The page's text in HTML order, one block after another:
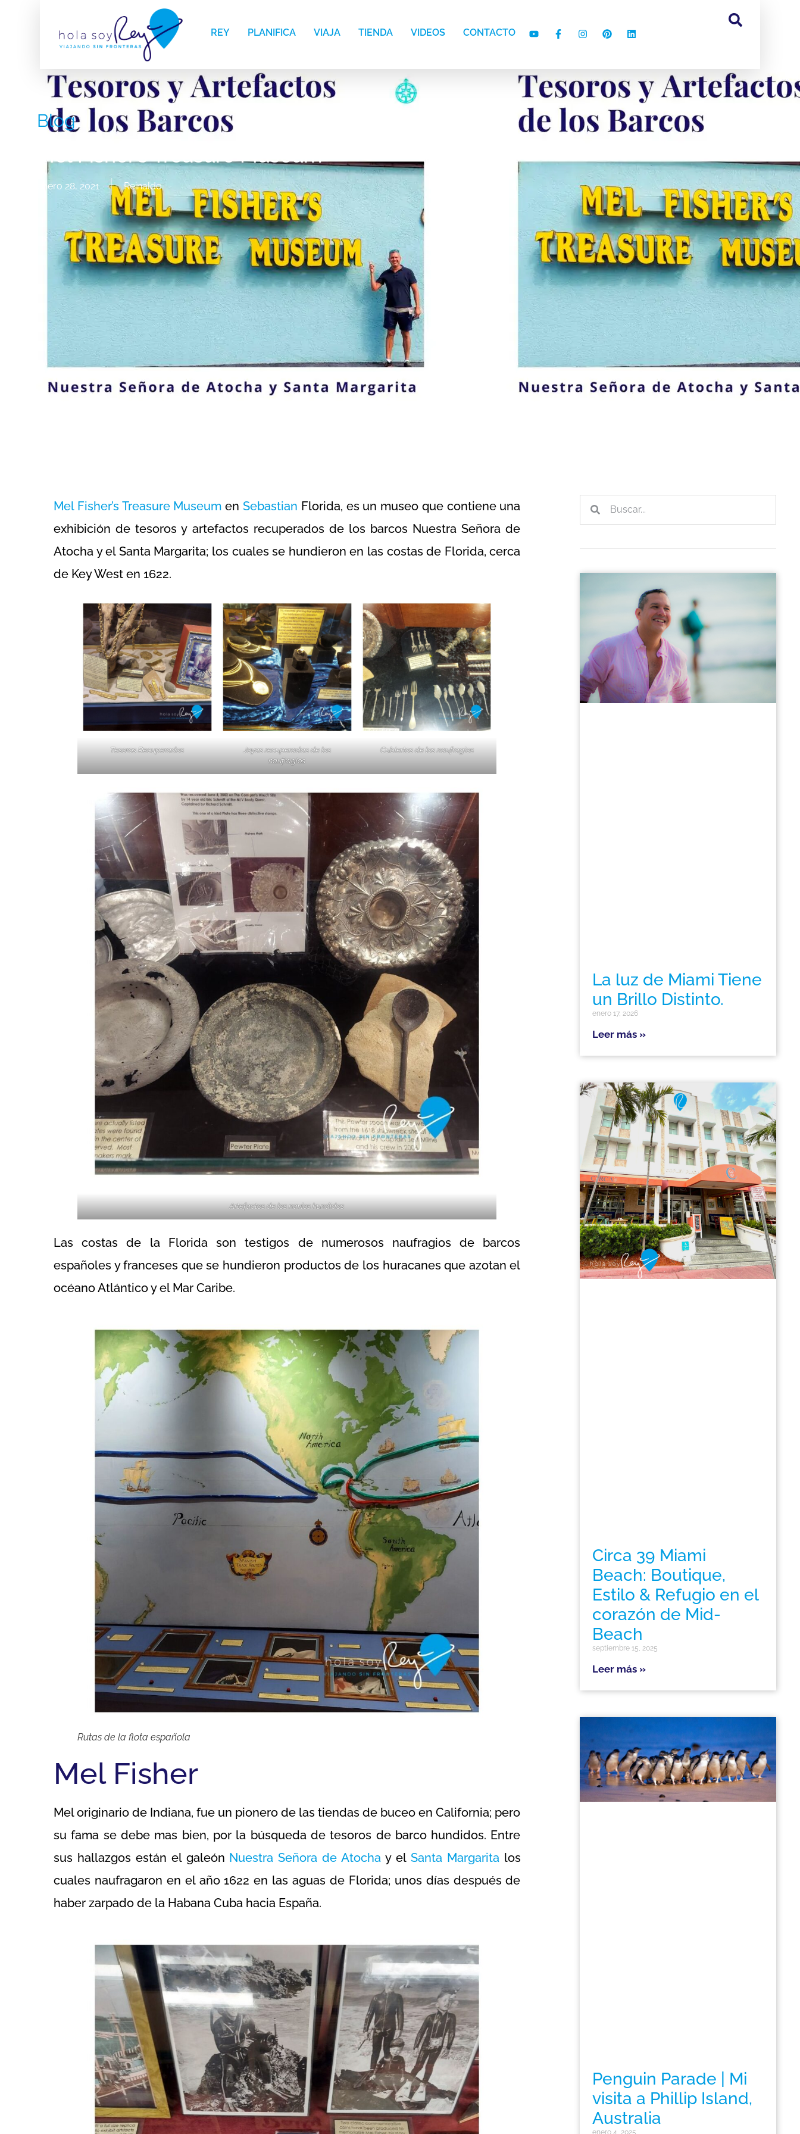
REY PLANIFICA VIAJA TIENDA VIDEOS CONTACTO
Blog
Mel Fisher’s Treasure Museum
enero 28, 2021 Reinaldo
Mel Fisher’s Treasure Museum en Sebastian Florida, es un museo que contiene una
exhibición de tesoros y artefactos recuperados de los barcos Nuestra Señora de
Atocha y el Santa Margarita; los cuales se hundieron en las costas de Florida, cerca
de Key West en 1622.
Tesoros Recuperados
Joyas recuperadas de los
naufragios
Cubiertos de los naufragios
Artefactos de los navíos hundidos
Las costas de la Florida son testigos de numerosos naufragios de barcos
españoles y franceses que se hundieron productos de los huracanes que azotan el
océano Atlántico y el Mar Caribe.
Rutas de la flota española
Mel Fisher
Mel originario de Indiana, fue un pionero de las tiendas de buceo en California; pero
su fama se debe mas bien, por la búsqueda de tesoros de barco hundidos. Entre
sus hallazgos están el galeón Nuestra Señora de Atocha y el Santa Margaritalos
cuales naufragaron en el año 1622 en las aguas de Florida; unos días después de
haber zarpado de la Habana Cuba hacia España.
La luz de Miami Tiene
un Brillo Distinto.
enero 17, 2026
Leer más »
Circa 39 Miami
Beach: Boutique,
Estilo & Refugio en el
corazón de Mid-
Beach
septiembre 15, 2025
Leer más »
Penguin Parade | Mi
visita a Phillip Island,
Australia
enero 4, 2025